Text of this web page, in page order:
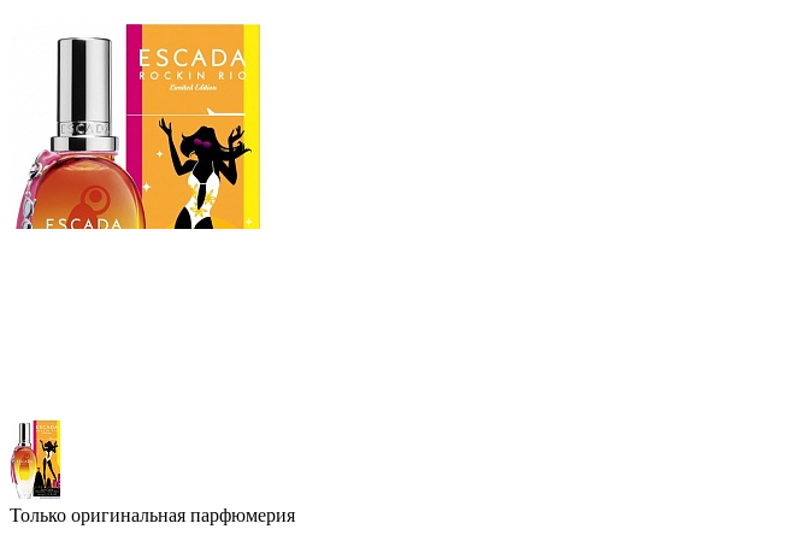
Только оригинальная парфюмерия